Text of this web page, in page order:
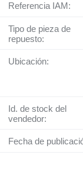
Referencia IAM:
Tipo de pieza de
repuesto:
Ubicación:
Id. de stock del
vendedor:
Fecha de